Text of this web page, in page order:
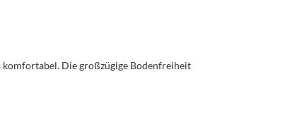
komfortabel. Die großzügige Bodenfreiheit